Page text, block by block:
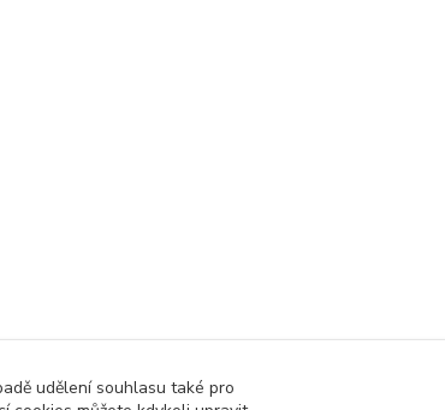
udělení souhlasu také pro